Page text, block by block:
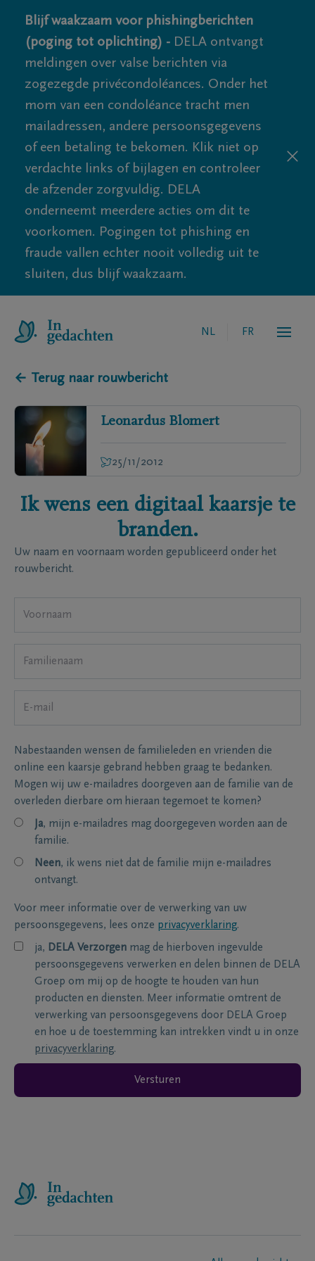
Blijf waakzaam voor phishingberichten
(poging tot oplichting) - DELA ontvangt
meldingen over valse berichten via
zogezegde privécondoléances. Onder het
mom van een condoléance tracht men
mailadressen, andere persoonsgegevens
of een betaling te bekomen. Klik niet op
verdachte links of bijlagen en controleer
de afzender zorgvuldig. DELA
onderneemt meerdere acties om dit te
voorkomen. Pogingen tot phishing en
fraude vallen echter nooit volledig uit te
sluiten, dus blijf waakzaam.
NL FR
← Terug naar rouwbericht
Leonardus Blomert
25/11/2012
Ik wens een digitaal kaarsje te
branden.
Uw naam en voornaam worden gepubliceerd onder het
rouwbericht.
Nabestaanden wensen de familieleden en vrienden die
online een kaarsje gebrand hebben graag te bedanken.
Mogen wij uw e-mailadres doorgeven aan de familie van de
overleden dierbare om hieraan tegemoet te komen?
Ja, mijn e-mailadres mag doorgegeven worden aan de
familie.
Neen, ik wens niet dat de familie mijn e-mailadres
ontvangt.
Voor meer informatie over de verwerking van uw
persoonsgegevens, lees onze privacyverklaring.
ja, DELA Verzorgen mag de hierboven ingevulde
persoonsgegevens verwerken en delen binnen de DELA
Groep om mij op de hoogte te houden van hun
producten en diensten. Meer informatie omtrent de
verwerking van persoonsgegevens door DELA Groep
en hoe u de toestemming kan intrekken vindt u in onze
privacyverklaring.
Versturen